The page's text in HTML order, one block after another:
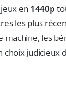
en 1440p
les plus
machine, les
choix judicieux